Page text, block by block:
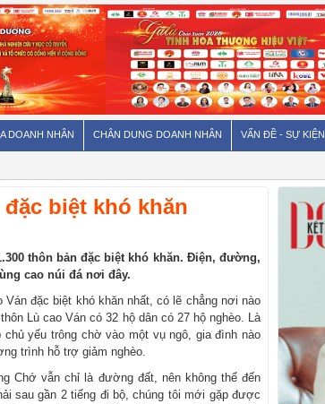
DOANH NHÂN CHÂN DUNG DOANH NHÂN VẤN ĐỀ - SỰ KIỆN
biệt khó khăn
thôn bản đặc biệt khó khăn. Điện, đường,
cao núi đá nơi đây.
đặc biệt khó khăn nhất, có lẽ chẳng nơi nào
Lù cao Ván có 32 hộ dân có 27 hộ nghèo. Là
yếu trông chờ vào một vụ ngô, gia đình nào
trình hỗ trợ giảm nghèo.
Chớ vẫn chỉ là đường đất, nên không thể đến
sau gần 2 tiếng đi bộ, chúng tôi mới gặp được